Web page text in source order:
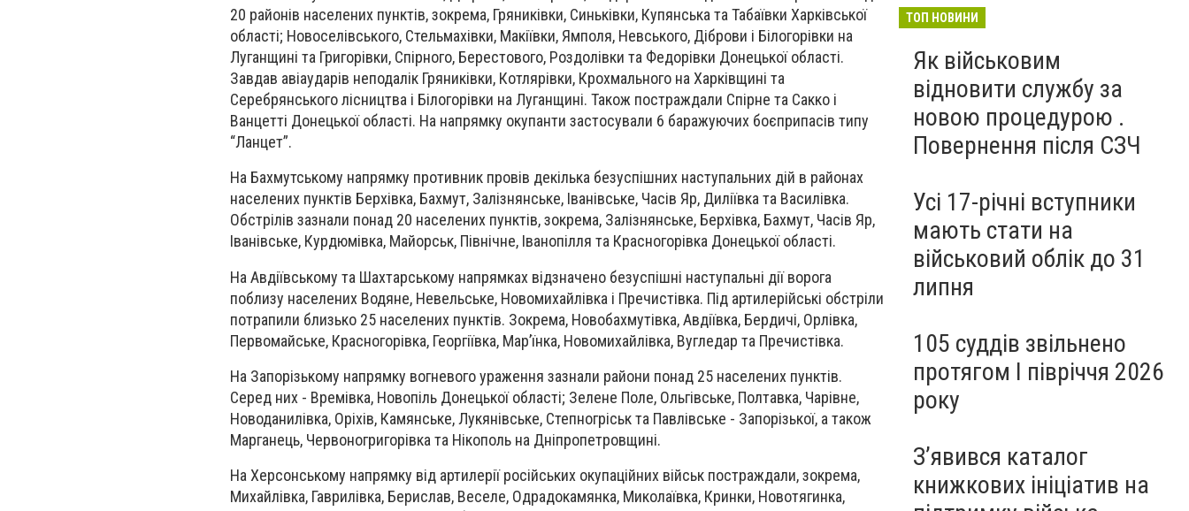
20 районів населених пунктів, зокрема, Гряниківки, Синьківки, Купянська та Табаївки Харківської
області; Новоселівського, Стельмахівки, Макіївки, Ямполя, Невського, Діброви і Білогорівки на
Луганщині та Григорівки, Спірного, Берестового, Роздолівки та Федорівки Донецької області.
Завдав авіаударів неподалік Гряниківки, Котлярівки, Крохмального на Харківщині та
Серебрянського лісництва і Білогорівки на Луганщині. Також постраждали Спірне та Сакко і
Ванцетті Донецької області. На напрямку окупанти застосували 6 баражуючих боєприпасів типу
“Ланцет”.
На Бахмутському напрямку противник провів декілька безуспішних наступальних дій в районах
населених пунктів Берхівка, Бахмут, Залізнянське, Іванівське, Часів Яр, Диліївка та Василівка.
Обстрілів зазнали понад 20 населених пунктів, зокрема, Залізнянське, Берхівка, Бахмут, Часів Яр,
Іванівське, Курдюмівка, Майорськ, Північне, Іванопілля та Красногорівка Донецької області.
На Авдіївському та Шахтарському напрямках відзначено безуспішні наступальні дії ворога
поблизу населених Водяне, Невельське, Новомихайлівка і Пречистівка. Під артилерійські обстріли
потрапили близько 25 населених пунктів. Зокрема, Новобахмутівка, Авдіївка, Бердичі, Орлівка,
Первомайське, Красногорівка, Георгіївка, Мар’їнка, Новомихайлівка, Вугледар та Пречистівка.
На Запорізькому напрямку вогневого ураження зазнали райони понад 25 населених пунктів.
Серед них - Времівка, Новопіль Донецької області; Зелене Поле, Ольгівське, Полтавка, Чарівне,
Новоданилівка, Оріхів, Камянське, Лукянівське, Степногріськ та Павлівське - Запорізької, а також
Марганець, Червоногригорівка та Нікополь на Дніпропетровщині.
На Херсонському напрямку від артилерії російських окупаційних військ постраждали, зокрема,
Михайлівка, Гаврилівка, Берислав, Веселе, Одрадокамянка, Миколаївка, Кринки, Новотягинка,
ТОП НОВИНИ
Як військовим
відновити службу за
новою процедурою .
Повернення після СЗЧ
Усі 17-річні вступники
мають стати на
військовий облік до 31
липня
105 суддів звільнено
протягом I півріччя 2026
року
З’явився каталог
книжкових ініціатив на